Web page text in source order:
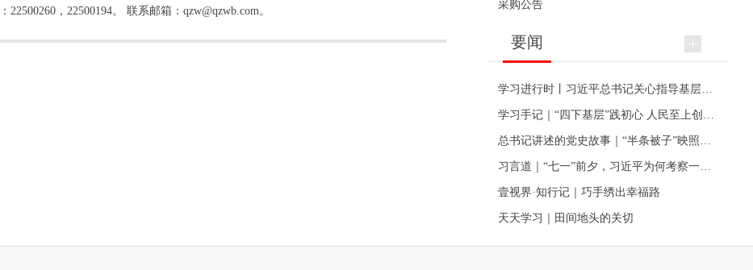
，22500194。 联系邮箱：qzw@qzwb.com。
采购公告
要闻
壹视界·知行记｜巧手绣出幸福路
天天学习｜田间地头的关切